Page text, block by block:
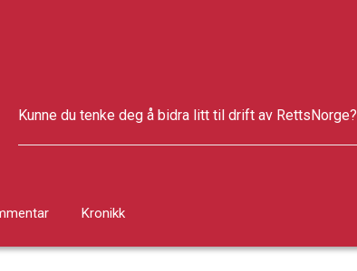
Kunne du tenke deg å bidra litt til drift av RettsNorge?
Kronikk